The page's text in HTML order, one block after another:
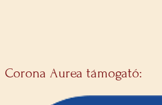
Corona Aurea támogató: